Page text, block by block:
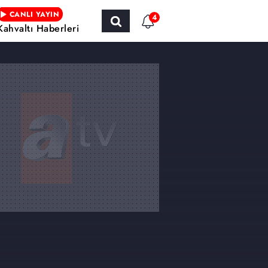
CANLI YAYIN
Haberleri
4